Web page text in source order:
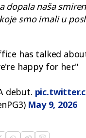
dopala naša
smo imali u
has talked
happy for her."
debut.
May 9, 2026